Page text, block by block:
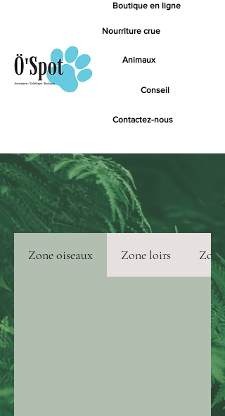
Boutique en ligne
Nourriture crue
Animaux
Conseil
Contactez-nous
Zone oiseaux Zone loirs Zone